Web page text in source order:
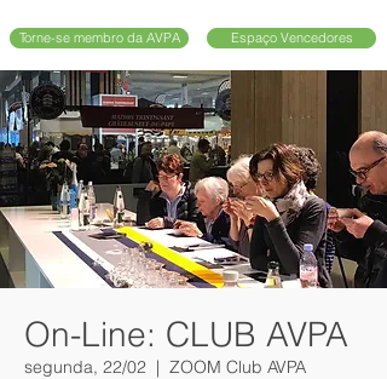
Torne-se membro da AVPA Espaço Vencedores
On-Line: CLUB AVPA
segunda, 22/02
  |
ZOOM Club AVPA